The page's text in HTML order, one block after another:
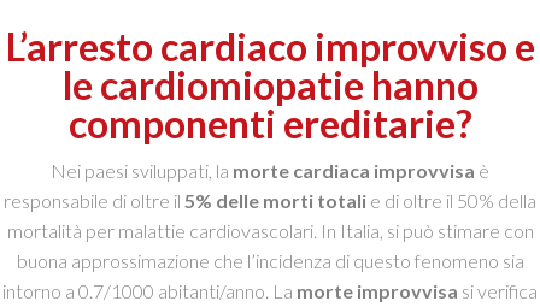
L’arresto cardiaco improvviso e
le cardiomiopatie hanno
componenti ereditarie?
Nei paesi sviluppati, la morte cardiaca improvvisa è
responsabile di oltre il 5% delle morti totali e di oltre il 50% della
mortalità per malattie cardiovascolari. In Italia, si può stimare con
buona approssimazione che l’incidenza di questo fenomeno sia
intorno a 0.7/1000 abitanti/anno. La morte improvvisa si verifica